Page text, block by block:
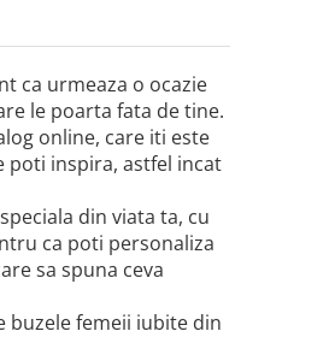
ca urmeaza o ocazie
le poarta fata de tine.
online, care iti este
poti inspira, astfel incat
din viata ta, cu
ca poti personaliza
sa spuna ceva
buzele femeii iubite din